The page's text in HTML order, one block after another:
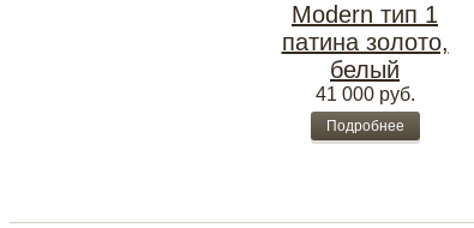
Modern тип 1
патина золото,
белый
41 000 руб.
Подробнее